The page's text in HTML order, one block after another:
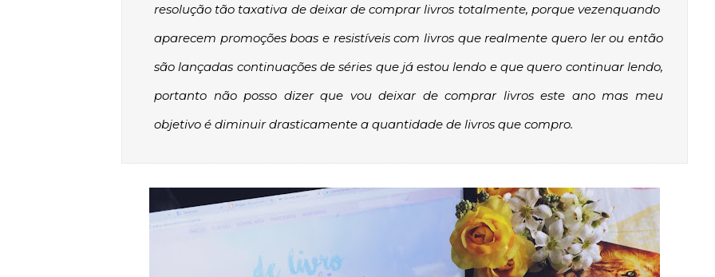
resolução tão taxativa de deixar de comprar livros totalmente, porque vezenquando
aparecem promoções boas e resistíveis com livros que realmente quero ler ou então
são lançadas continuações de séries que já estou lendo e que quero continuar lendo,
portanto não posso dizer que vou deixar de comprar livros este ano mas meu
objetivo é diminuir drasticamente a quantidade de livros que compro.